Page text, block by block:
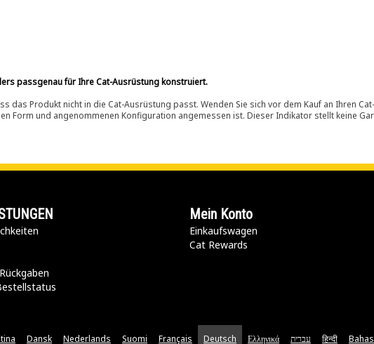
passgenau für Ihre Cat-Ausrüstung konstruiert.
Produkt nicht in die Cat-Ausrüstung passt. Wenden Sie sich vor dem Kauf an Ihren
Form und angenommenen Konfiguration angemessen ist. Dieser Indikator stellt keine
Mein Konto
Einkaufswagen
Cat Rewards
Dansk Nederlands Suomi Français Deutsch Ελληνικά עברית हिन्दी